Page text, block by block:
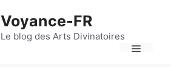
Voyance-FR
Le blog des Arts Divinatoires